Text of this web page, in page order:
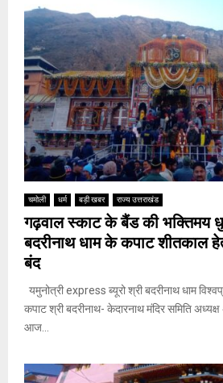
चमोली धर्म बड़ी खबर राज्य उत्तराखंड
गढ़वाल स्काट के बैंड की भक्तिमय
बदरीनाथ धाम के कपाट शीतकाल
बंद
यमुनोत्री express ब्यूरो श्री बदरीनाथ धाम
कपाट श्री बदरीनाथ- केदारनाथ मंदिर समिति
आज...